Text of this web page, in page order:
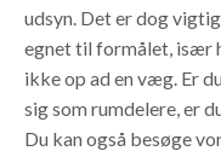
udsyn. Det er dog
egnet til formålet, især
ikke op ad en væg. Er
sig som rumdelere, er
Du kan også besøge